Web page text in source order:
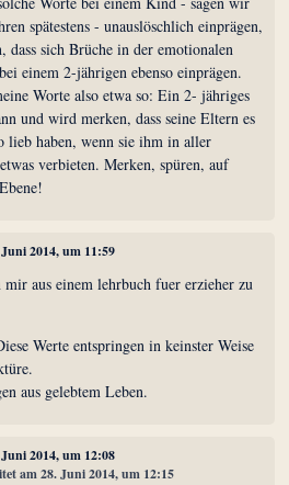
spätestens - unauslöschlich einprägen,
dass sich Brüche in der emotionalen
einem 2-jährigen ebenso einprägen.
Worte also etwa so: Ein 2- jähriges
und wird merken, dass seine Eltern es
lieb haben, wenn sie ihm in aller
verbieten. Merken, spüren, auf
2014, um 11:59
mir aus einem lehrbuch fuer erzieher zu
Werte entspringen in keinster Weise
aus gelebtem Leben.
2014, um 12:08
am 28. Juni 2014, um 12:15